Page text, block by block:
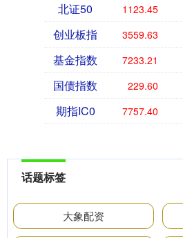
北证50 1123.45
创业板指 3559.63
基金指数 7233.21
国债指数 229.60
期指IC0 7757.40
话题标签
大象配资